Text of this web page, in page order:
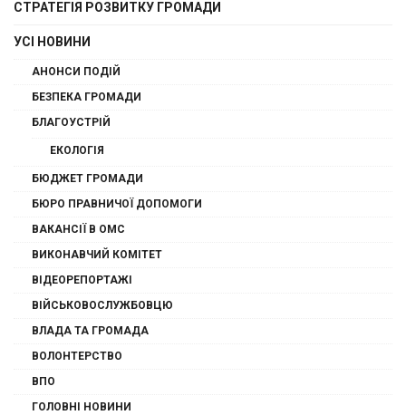
СТРАТЕГІЯ РОЗВИТКУ ГРОМАДИ
УСІ НОВИНИ
АНОНСИ ПОДІЙ
БЕЗПЕКА ГРОМАДИ
БЛАГОУСТРІЙ
ЕКОЛОГІЯ
БЮДЖЕТ ГРОМАДИ
БЮРО ПРАВНИЧОЇ ДОПОМОГИ
ВАКАНСІЇ В ОМС
ВИКОНАВЧИЙ КОМІТЕТ
ВІДЕОРЕПОРТАЖІ
ВІЙСЬКОВОСЛУЖБОВЦЮ
ВЛАДА ТА ГРОМАДА
ВОЛОНТЕРСТВО
ВПО
ГОЛОВНІ НОВИНИ